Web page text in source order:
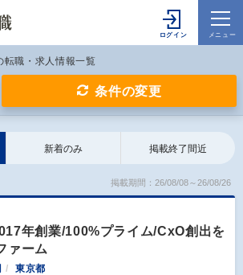
転職・求人情報一覧
条件の変更
新着のみ 掲載終了間近
掲載期間：26/08/08～26/08/26
年創業/100%プライム/CxO創出を
ァーム
東京都